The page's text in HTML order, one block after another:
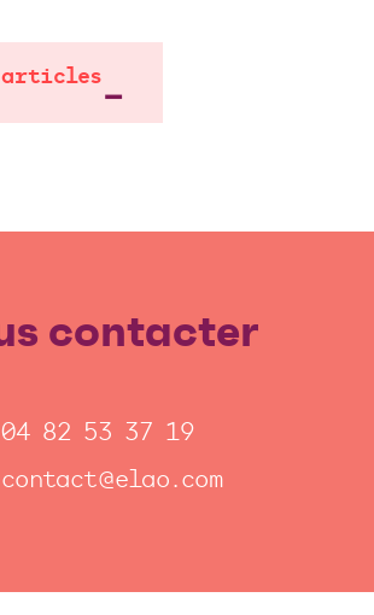
articles
contacter
04 82 53 37 19
contact@elao.com